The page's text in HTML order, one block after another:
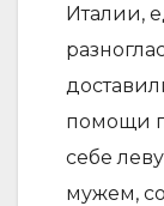
Италии,
помощи
себе
мужем,